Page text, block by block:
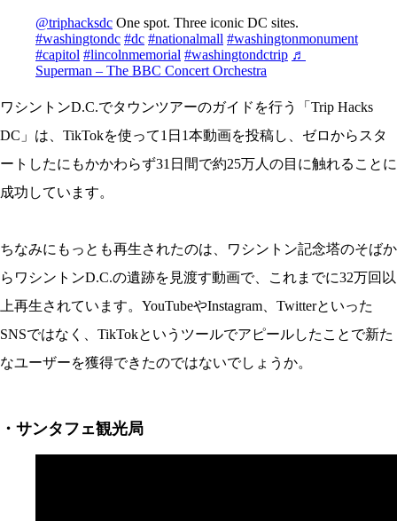
@triphacksdc One spot. Three iconic DC sites.
#washingtondc #dc #nationalmall #washingtonmonument
#capitol #lincolnmemorial #washingtondctrip ♬
Superman – The BBC Concert Orchestra
ワシントンD.C.でタウンツアーのガイドを行う「 Trip Hacks
DC」は、TikTokを使って1日1本動画を投稿し、ゼロからスタ
ートしたにもかかわらず31日間で約25万人の目に触れることに
成功しています。
ちなみにもっとも再生されたのは、ワシントン記念塔のそばか
らワシントンD.C.の遺跡を見渡す動画で、これまでに32万回以
上再生されています。YouTubeやInstagram、Twitterといった
SNSではなく、 TikTokというツールでアピールしたことで新た
なユーザーを獲得できたのではないでしょうか。
・サンタフェ観光局